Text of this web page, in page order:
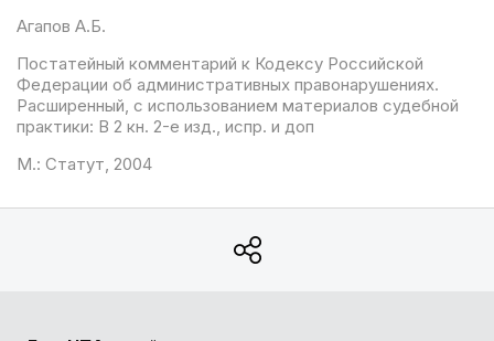
Агапов А.Б.
Постатейный комментарий к Кодексу Российской
Федерации об административных правонарушениях.
Расширенный, с использованием материалов судебной
практики: В 2 кн. 2-е изд., испр. и доп
М.: Статут, 2004